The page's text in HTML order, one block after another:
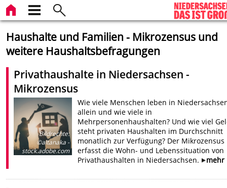
Haushalte und Familien - Mikrozensus und
weitere Haushaltsbefragungen
Privathaushalte in Niedersachsen -
Mikrozensus
Bildrechte:
©altanaka -
stock.adobe.com
Wie viele Menschen leben in
allein und wie viele in
Mehrpersonenhaushalten? Und wie viel
steht privaten Haushalten im Durchschnitt
monatlich zur Verfügung? Der Mikrozensus
erfasst die Wohn- und Lebenssituation von
Privathaushalten in Niedersachsen.
mehr